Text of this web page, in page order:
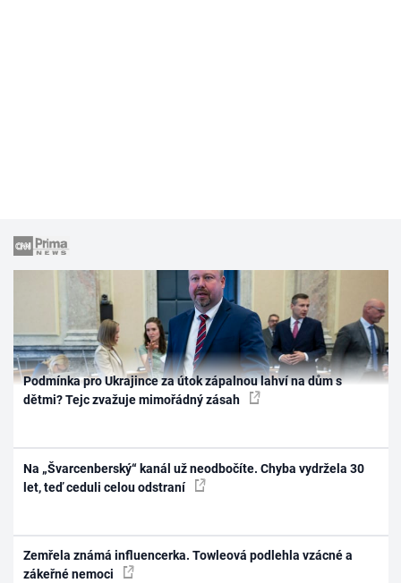
Podmínka pro Ukrajince za útok zápalnou lahví na dům s
dětmi? Tejc zvažuje mimořádný zásah
Na „Švarcenberský“ kanál už neodbočíte. Chyba vydržela 30
let, teď ceduli celou odstraní
Zemřela známá influencerka. Towleová podlehla vzácné a
zákeřné nemoci